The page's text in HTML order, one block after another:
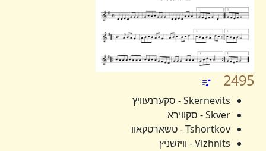
2495
Skernevits - סקערנעוויץ
Skver - סקווירא
Tshortkov - טשארטקאוו
Vizhnits - וויזשניץ